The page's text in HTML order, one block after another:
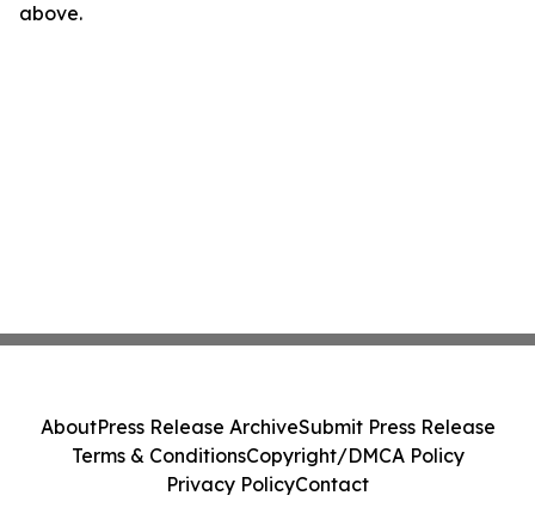
above.
AboutPress Release ArchiveSubmit Press Release
Terms & ConditionsCopyright/DMCA Policy
Privacy PolicyContact